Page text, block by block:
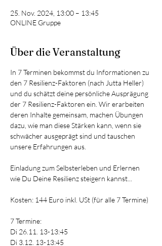
25. Nov. 2024, 13:00 – 13:45
ONLINE Gruppe
Über die Veranstaltung
In 7 Terminen bekommst du Informationen zu
den 7 Resilienz-Faktoren (nach Jutta Heller)
und du schätzt deine persönliche Ausprägung
der 7 Resilienz-Faktoren ein. Wir erarbeiten
deren Inhalte gemeinsam, machen Übungen
dazu, wie man diese Stärken kann, wenn sie
schwächer ausgeprägt sind und tauschen
unsere Erfahrungen aus.
Einladung zum Selbsterleben und Erlernen
wie Du Deine Resilienz steigern kannst...
Kosten: 144 Euro inkl. USt (für alle 7 Termine)
7 Termine:
Di 26.11. 13-13:45
Di 3.12. 13-13:45